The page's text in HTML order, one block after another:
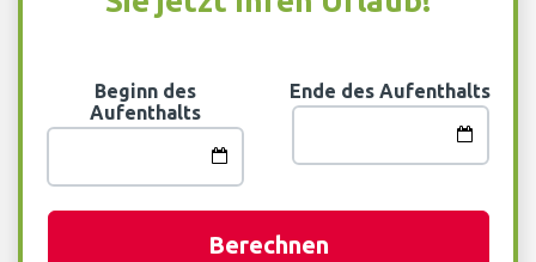
Beginn des
Aufenthalts
Ende des Aufenthalts
Berechnen